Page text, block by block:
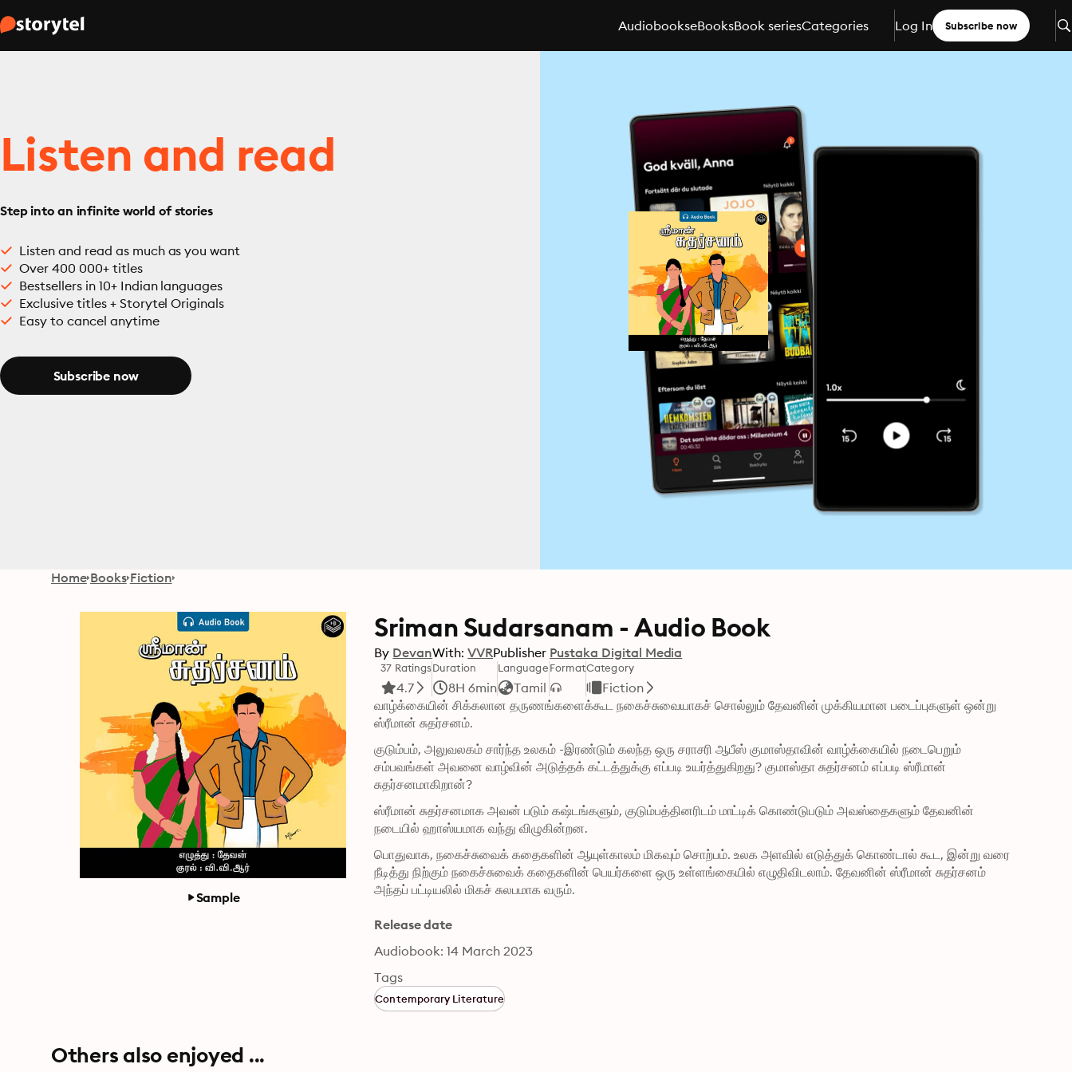
AudiobookseBooksBook seriesCategories Log In Subscribe now
Listen and read
Step into an infinite world of stories
Listen and read as much as you want
Over 400 000+ titles
Bestsellers in 10+ Indian languages
Exclusive titles + Storytel Originals
Easy to cancel anytime
Subscribe now
Home Books Fiction
Sample
Sriman Sudarsanam - Audio Book
By DevanWith: VVRPublisher Pustaka Digital Media
37 Ratings
4.7
Duration
8H 6min
Language
Tamil
FormatCategory
Fiction
வாழ்க்கையின் சிக்கலான தருணங்களைக்கூட நகைச்சுவையாகச் சொல்லும் தேவனின் முக்கியமான படைப்புகளுள் ஒன்று
ஸ்ரீமான் சுதர்சனம்.
குடும்பம், அலுவலகம் சார்ந்த உலகம் -இரண்டும் கலந்த ஒரு சராசரி ஆபீஸ் குமாஸ்தாவின் வாழ்க்கையில் நடைபெறும்
சம்பவங்கள் அவனை வாழ்வின் அடுத்தக் கட்டத்துக்கு எப்படி உயர்த்துகிறது? குமாஸ்தா சுதர்சனம் எப்படி ஸ்ரீமான்
சுதர்சனமாகிறான்?
ஸ்ரீமான் சுதர்சனமாக அவன் படும் கஷ்டங்களும், குடும்பத்தினரிடம் மாட்டிக் கொண்டுபடும் அவஸ்தைகளும் தேவனின்
நடையில் ஹாஸ்யமாக வந்து விழுகின்றன.
பொதுவாக, நகைச்சுவைக் கதைகளின் ஆயுள்காலம் மிகவும் சொற்பம். உலக அளவில் எடுத்துக் கொண்டால் கூட, இன்று வரை
நீடித்து நிற்கும் நகைச்சுவைக் கதைகளின் பெயர்களை ஒரு உள்ளங்கையில் எழுதிவிடலாம். தேவனின் ஸ்ரீமான் சுதர்சனம்
அந்தப் பட்டியலில் மிகச் சுலபமாக வரும்.
Release date
Audiobook: 14 March 2023
Tags
Contemporary Literature
Others also enjoyed ...